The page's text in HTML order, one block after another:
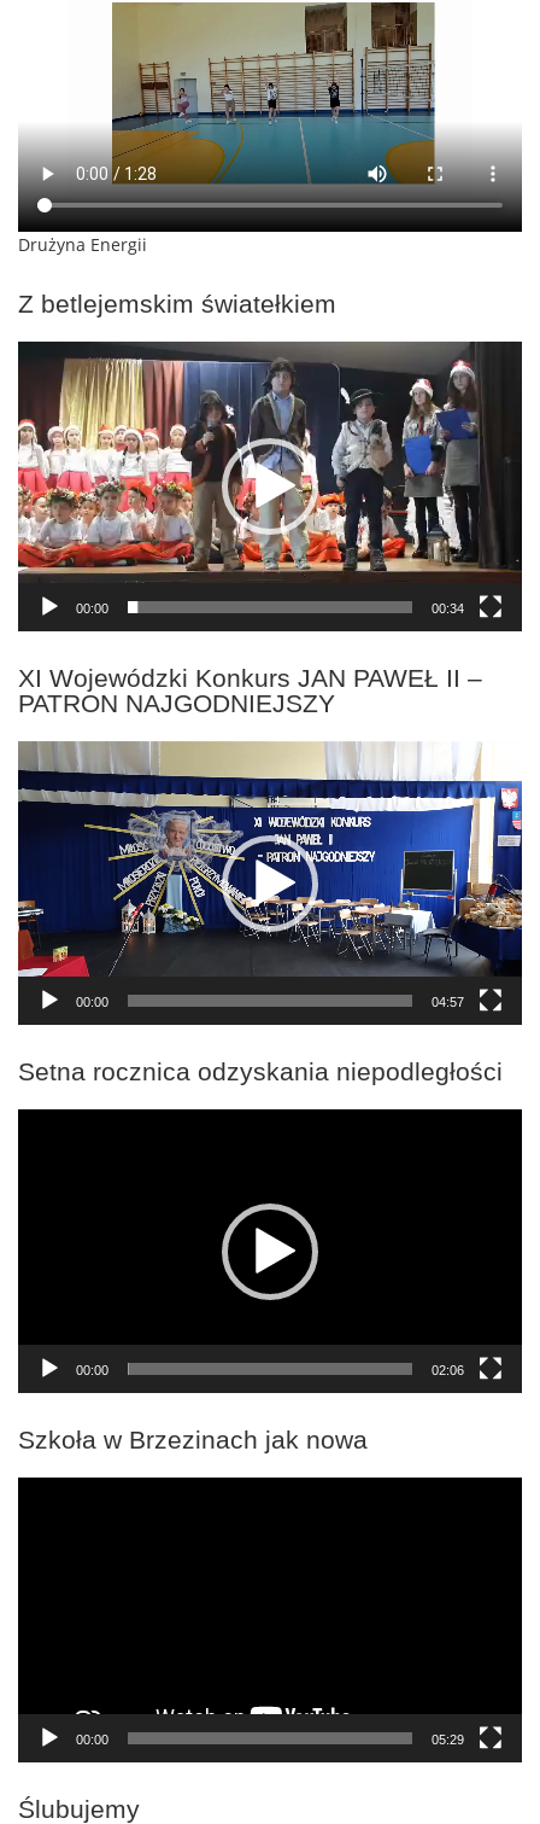
Drużyna Energii
Z betlejemskim światełkiem
Odtwarzacz
00:00 00:34
XI Wojewódzki Konkurs JAN PAWEŁ II –
PATRON NAJGODNIEJSZY
Odtwarzacz
video
00:00 04:57
Setna rocznica odzyskania niepodległości
00:00 02:06
Szkoła w Brzezinach jak nowa
00:00 05:29
Ślubujemy